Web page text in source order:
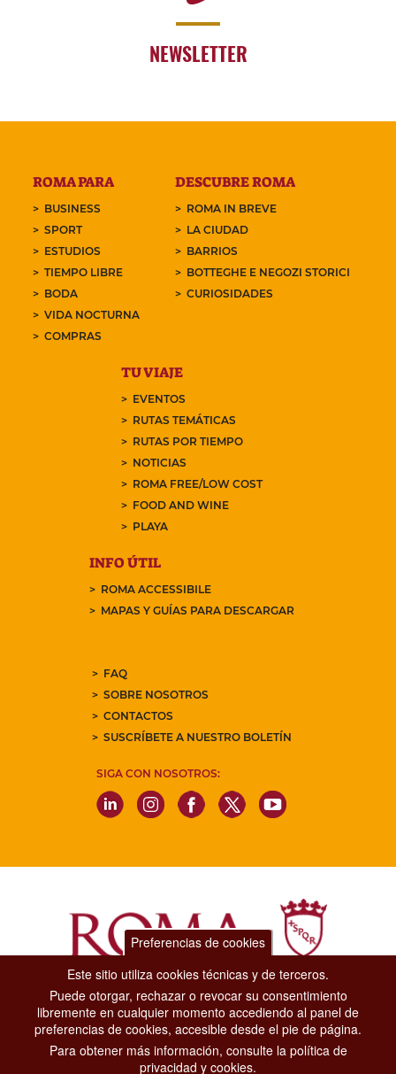
NEWSLETTER
ROMA PARA
BUSINESS
SPORT
ESTUDIOS
TIEMPO LIBRE
BODA
VIDA NOCTURNA
COMPRAS
DESCUBRE ROMA
ROMA IN BREVE
LA CIUDAD
BARRIOS
BOTTEGHE E NEGOZI STORICI
CURIOSIDADES
TU VIAJE
EVENTOS
RUTAS TEMÁTICAS
RUTAS POR TIEMPO
NOTICIAS
ROMA FREE/LOW COST
FOOD AND WINE
PLAYA
INFO ÚTIL
ROMA ACCESSIBILE
MAPAS Y GUÍAS PARA DESCARGAR
FAQ
SOBRE NOSOTROS
CONTACTOS
SUSCRÍBETE A NUESTRO BOLETÍN
SIGA CON NOSOTROS:
Dipartimento Grandi Eventi, Sport, Turismo e Moda.
Via di San Basilio, 51
00187 Roma
Preferencias de cookies
Este sitio utiliza cookies técnicas y de terceros.
Puede otorgar, rechazar o revocar su consentimiento
libremente en cualquier momento accediendo al panel de
preferencias de cookies, accesible desde el pie de página.
Para obtener más información, consulte la política de
privacidad y cookies.